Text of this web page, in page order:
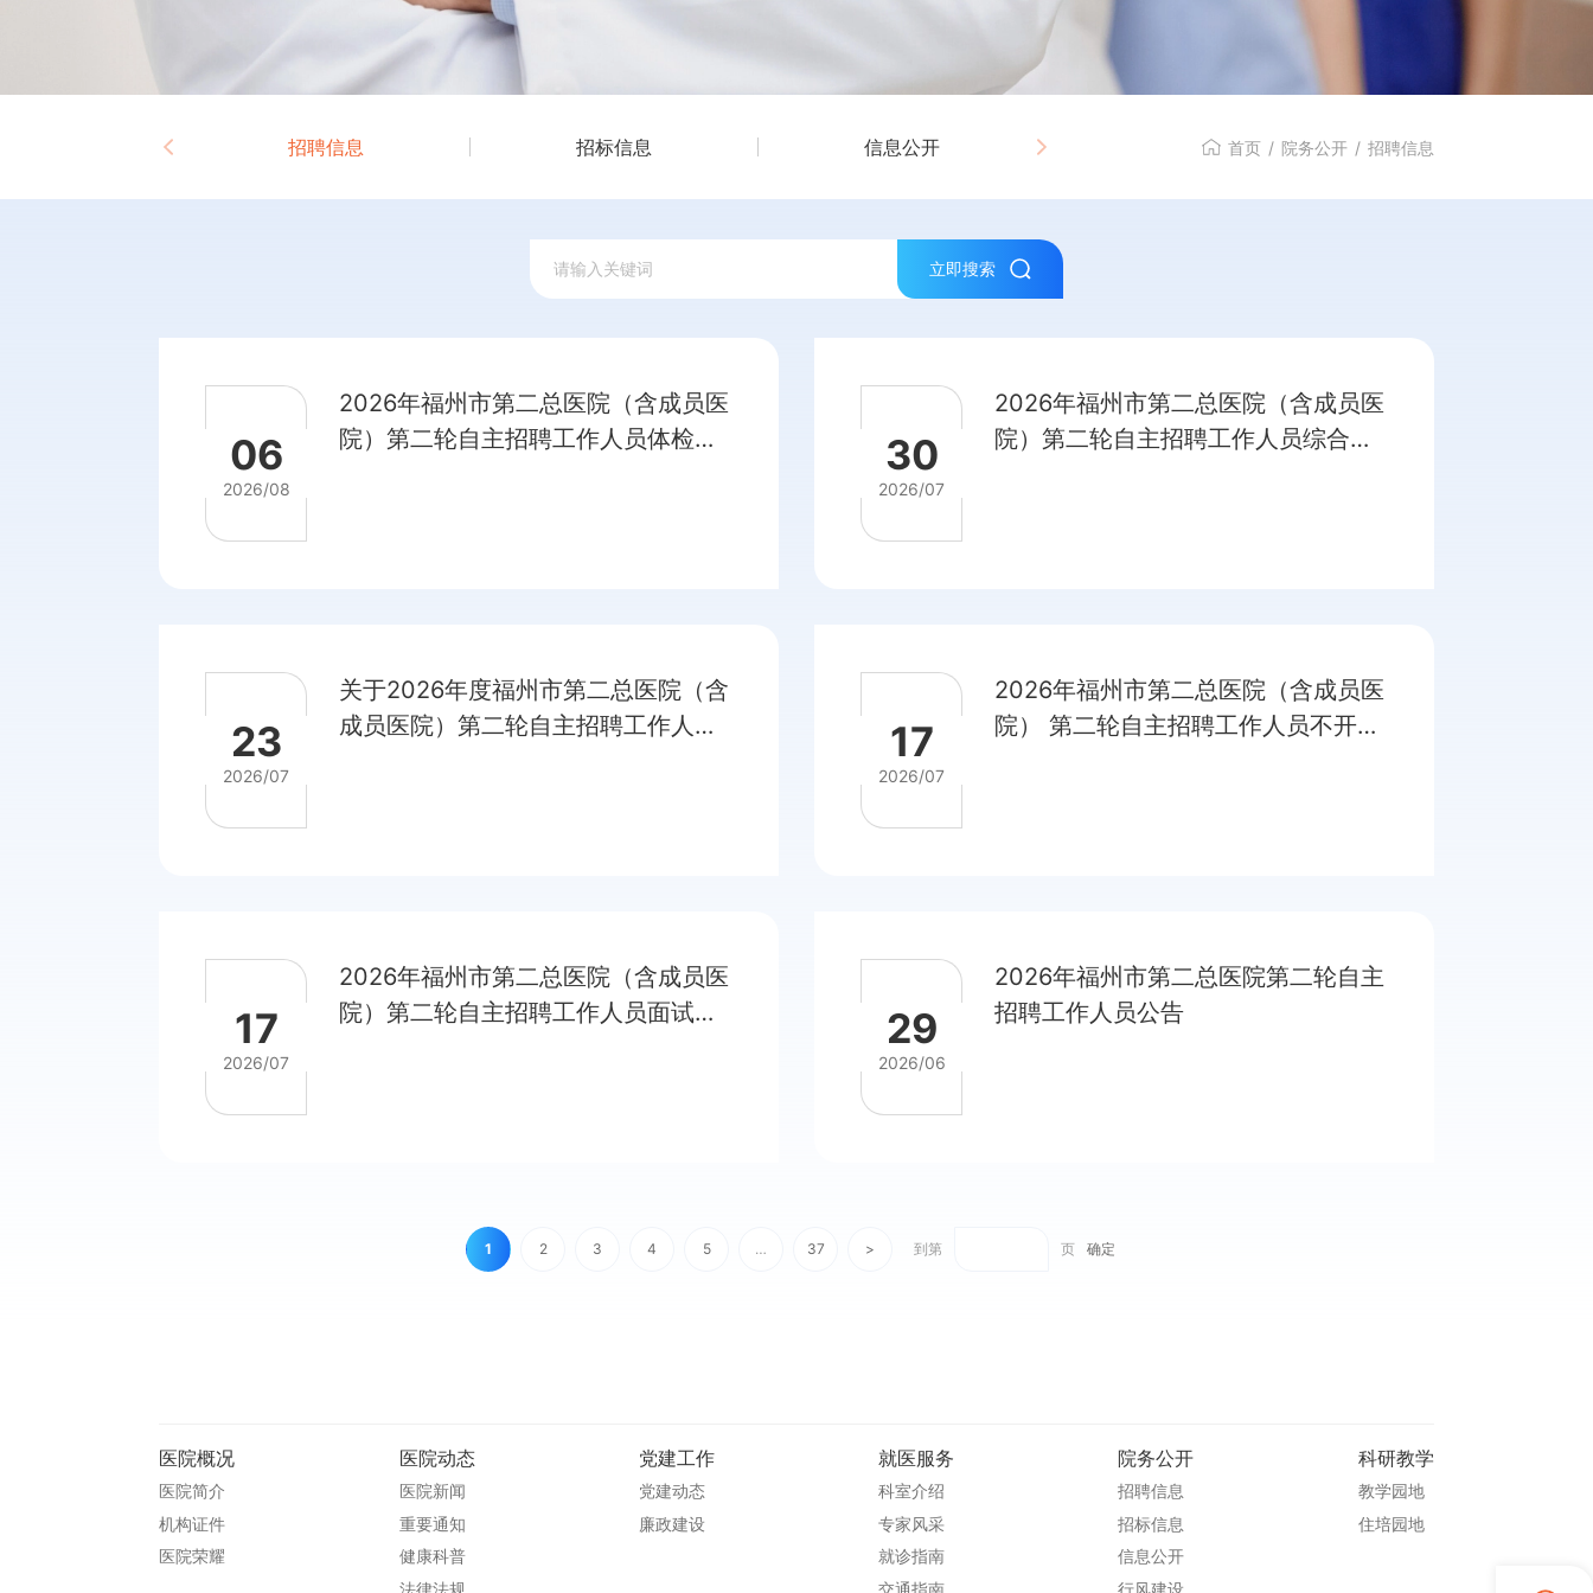
招聘信息 招标信息 信息公开 行风建设首页 / 院务公开 / 招聘信息
立即搜索
06
2026/08
2026年福州市第二总医院（含成员医
院）第二轮自主招聘工作人员体检通
30
2026/07
2026年福州市第二总医院（含成员医
院）第二轮自主招聘工作人员综合成
23
2026/07
关于2026年度福州市第二总医院（含
成员医院）第二轮自主招聘工作人员
17
2026/07
2026年福州市第二总医院（含成员医
院） 第二轮自主招聘工作人员不开考
17
2026/07
2026年福州市第二总医院（含成员医
院）第二轮自主招聘工作人员面试资
29
2026/06
2026年福州市第二总医院第二轮自主
招聘工作人员公告
1 2 3 4 5 … 37 > 到第 页 确定
医院概况
医院简介
机构证件
医院荣耀
医院动态
医院新闻
重要通知
健康科普
法律法规
党建工作
党建动态
廉政建设
就医服务
科室介绍
专家风采
就诊指南
交通指南
院务公开
招聘信息
招标信息
信息公开
行风建设
科研教学
教学园地
住培园地